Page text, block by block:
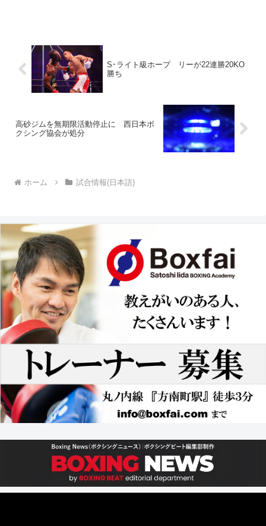
S･ライト級ホープ リーが22連勝20KO
勝ち
高砂ジムを無期限活動停止に 西日本ボ
クシング協会が処分
ホーム 試合情報(日本語)